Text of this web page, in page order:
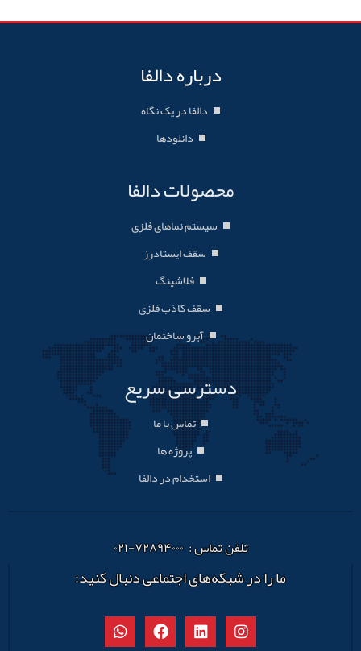
درباره دالفا
دالفا در یک نگاه
دانلودها
محصولات دالفا
سیستم نماهای فلزی
سقف ایستادرز
فلاشینگ
سقف کاذب فلزی
آبرو ساختمان
دسترسی سریع
تماس با ما
پروژه ها
استخدام در دالفا
تلفن تماس : ۷۲۸۹۴۰۰۰-۰۲۱
ما را در شبکه‌های اجتماعی دنبال کنید: